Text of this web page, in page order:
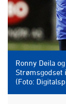
Ronny Deila
Strømsgodset
(Foto: